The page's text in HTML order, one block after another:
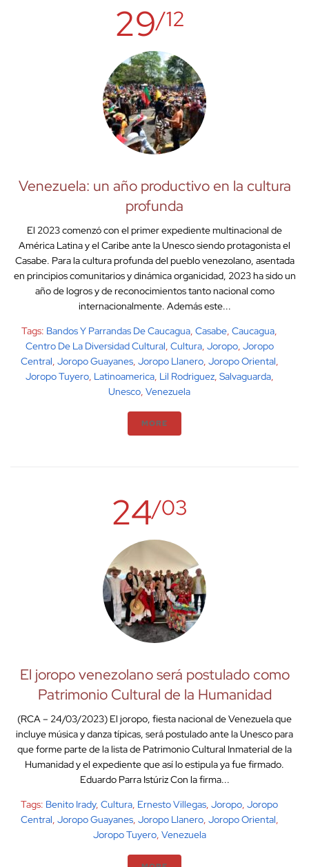
29/12
Venezuela: un año productivo en la cultura
profunda
El 2023 comenzó con el primer expediente multinacional de
América Latina y el Caribe ante la Unesco siendo protagonista el
Casabe. Para la cultura profunda del pueblo venezolano, asentada
en principios comunitarios y dinámica organicidad, 2023 ha sido un
año de logros y de reconocimientos tanto nacional como
internacionalmente. Además este...
Tags: Bandos Y Parrandas De Caucagua, Casabe, Caucagua,
Centro De La Diversidad Cultural, Cultura, Joropo, Joropo
Central, Joropo Guayanes, Joropo Llanero, Joropo Oriental,
Joropo Tuyero, Latinoamerica, Lil Rodriguez, Salvaguarda,
Unesco, Venezuela
MORE
24/03
El joropo venezolano será postulado como
Patrimonio Cultural de la Humanidad
(RCA – 24/03/2023) El joropo, fiesta nacional de Venezuela que
incluye música y danza típicas, será postulado ante la Unesco para
que forme parte de la lista de Patrimonio Cultural Inmaterial de la
Humanidad y el expediente que así lo estipula ya fue firmado.
Eduardo Parra Istúriz Con la firma...
Tags: Benito Irady, Cultura, Ernesto Villegas, Joropo, Joropo
Central, Joropo Guayanes, Joropo Llanero, Joropo Oriental,
Joropo Tuyero, Venezuela